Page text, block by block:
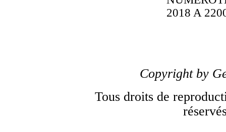
2018 A
Copyright by
Tous droits de